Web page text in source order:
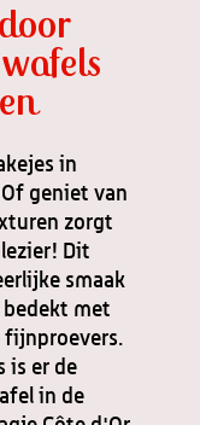
in
geniet van
zorgt
Dit
smaak
met
fijnproevers.
is er de
in de